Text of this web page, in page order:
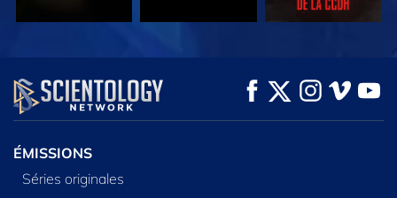
REGARDER REGARDER
DÉCOUVRIR LES
SÉRIES
ÉMISSIONS
Séries originales